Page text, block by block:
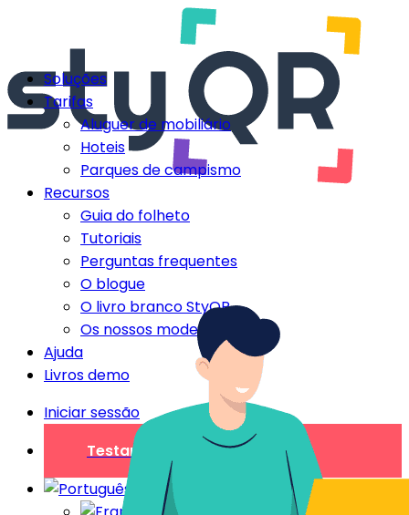
Soluções
Tarifas
Aluguer de mobiliário
Hoteis
Parques de campismo
Recursos
Guia do folheto
Tutoriais
Perguntas frequentes
O blogue
O livro branco StyQR
Os nossos modelos StyQR
Ajuda
Livros demo
Iniciar sessão
Testar gratuitamente